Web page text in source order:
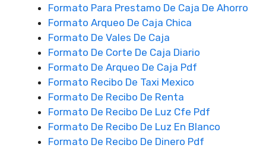
Formato Para Prestamo De Caja De Ahorro
Formato Arqueo De Caja Chica
Formato De Vales De Caja
Formato De Corte De Caja Diario
Formato De Arqueo De Caja Pdf
Formato Recibo De Taxi Mexico
Formato De Recibo De Renta
Formato De Recibo De Luz Cfe Pdf
Formato De Recibo De Luz En Blanco
Formato De Recibo De Dinero Pdf